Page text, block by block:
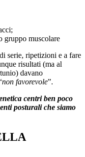
gruppo muscolare
serie, ripetizioni e a fare
risultati (ma al
davano
non favorevole”.
centri ben poco
posturali che siamo